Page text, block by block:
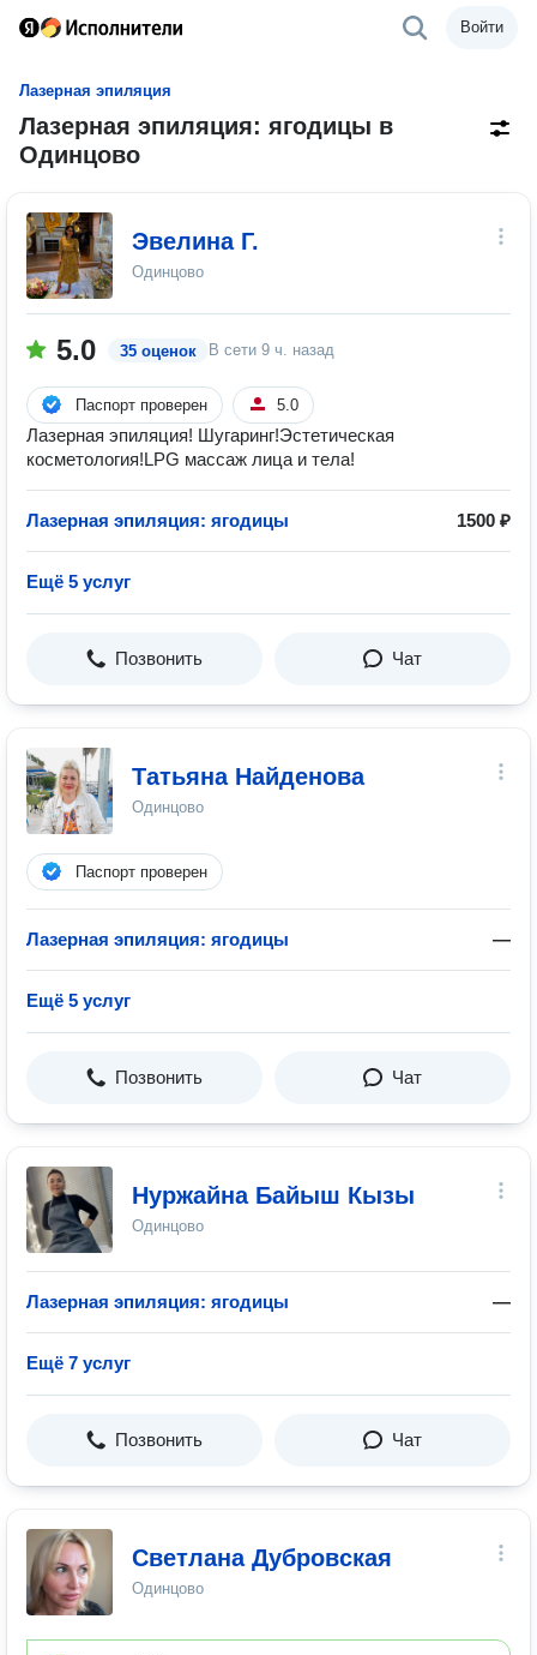
Войти
Лазерная эпиляция
Лазерная эпиляция: ягодицы в
Одинцово
Эвелина Г.
Одинцово
5.0 35 оценок В сети 9 ч. назад
Паспорт проверен 5.0
Лазерная эпиляция! Шугаринг!Эстетическая
косметология!LPG массаж лица и тела!
Лазерная эпиляция: ягодицы 1500 ₽
Ещё 5 услуг
Позвонить Чат
Татьяна Найденова
Одинцово
Паспорт проверен
Лазерная эпиляция: ягодицы —
Ещё 5 услуг
Позвонить Чат
Нуржайна Байыш Кызы
Одинцово
Лазерная эпиляция: ягодицы —
Ещё 7 услуг
Позвонить Чат
Светлана Дубровская
Одинцово